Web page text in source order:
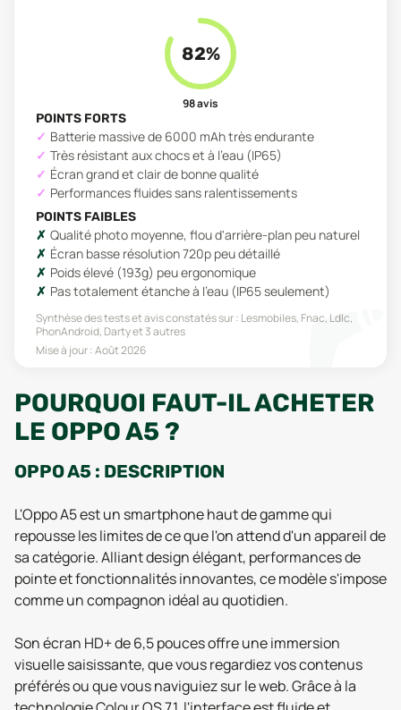
82%
98avis
POINTS FORTS
Batterie massive de 6000 mAh très endurante
Très résistant aux chocs et à l'eau (IP65)
Écran grand et clair de bonne qualité
Performances fluides sans ralentissements
POINTS FAIBLES
Qualité photo moyenne, flou d'arrière-plan peu naturel
Écran basse résolution 720p peu détaillé
Poids élevé (193g) peu ergonomique
Pas totalement étanche à l'eau (IP65 seulement)
Synthèse des tests et avis constatés sur : Lesmobiles, Fnac, Ldlc,
PhonAndroid, Dartyet 3 autres
Mise à jour :Août 2026
POURQUOI FAUT-IL ACHETER
LE OPPO A5 ?
OPPO A5 : DESCRIPTION
L'Oppo A5 est un smartphone haut de gamme qui
repousse les limites de ce que l'on attend d'un appareil de
sa catégorie. Alliant design élégant, performances de
pointe et fonctionnalités innovantes, ce modèle s'impose
comme un compagnon idéal au quotidien.
Son écran HD+ de 6,5 pouces offre une immersion
visuelle saisissante, que vous regardiez vos contenus
préférés ou que vous naviguiez sur le web. Grâce à la